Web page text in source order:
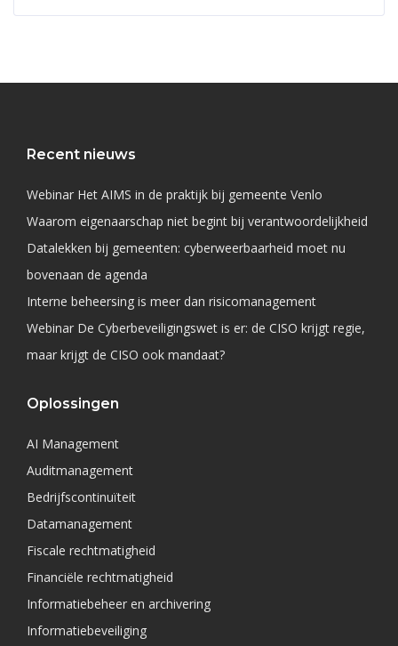
Recent nieuws
Webinar Het AIMS in de praktijk bij gemeente Venlo
Waarom eigenaarschap niet begint bij verantwoordelijkheid
Datalekken bij gemeenten: cyberweerbaarheid moet nu
bovenaan de agenda
Interne beheersing is meer dan risicomanagement
Webinar De Cyberbeveiligingswet is er: de CISO krijgt regie,
maar krijgt de CISO ook mandaat?
Oplossingen
AI Management
Auditmanagement
Bedrijfscontinuïteit
Datamanagement
Fiscale rechtmatigheid
Financiële rechtmatigheid
Informatiebeheer en archivering
Informatiebeveiliging